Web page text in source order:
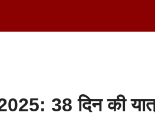
38 दिन की